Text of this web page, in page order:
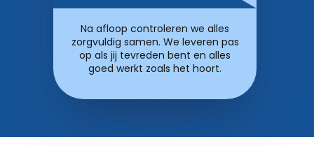
Na afloop controleren we alles
zorgvuldig samen. We leveren pas
op als jij tevreden bent en alles
goed werkt zoals het hoort.